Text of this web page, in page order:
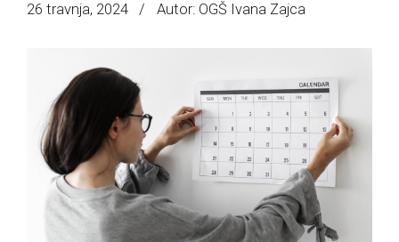
26 travnja, 2024 Autor: OGŠ Ivana Zajca